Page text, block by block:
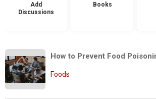
Add
Discussions
Books
Foods